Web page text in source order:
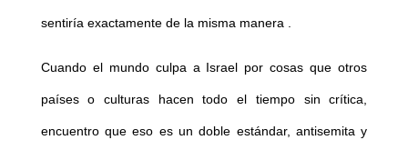
sentiría exactamente de la misma manera .
Cuando el mundo culpa a Israel por cosas que otros
países o culturas hacen todo el tiempo sin crítica,
encuentro que eso es un doble estándar, antisemita y